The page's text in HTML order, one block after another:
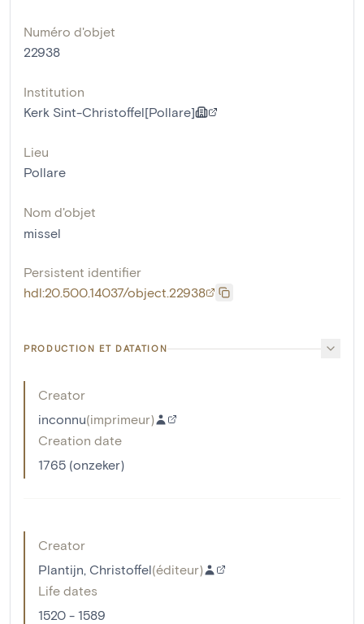
Numéro d'objet
22938
Institution
Kerk Sint-Christoffel[Pollare]
Lieu
Pollare
Nom d'objet
missel
Persistent identifier
hdl:20.500.14037/object.22938
PRODUCTION ET DATATION
Creator
inconnu(imprimeur)
Creation date
1765 (onzeker)
Creator
Plantijn, Christoffel(éditeur)
Life dates
1520 - 1589